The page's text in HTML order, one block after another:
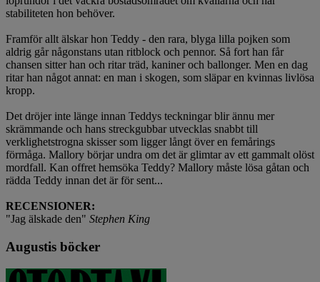
stabiliteten hon behöver.
Framför allt älskar hon Teddy - den rara, blyga lilla pojken som
aldrig går någonstans utan ritblock och pennor. Så fort han får
chansen sitter han och ritar träd, kaniner och ballonger. Men en dag
ritar han något annat: en man i skogen, som släpar en kvinnas livlösa
kropp.
Det dröjer inte länge innan Teddys teckningar blir ännu mer
skrämmande och hans streckgubbar utvecklas snabbt till
verklighetstrogna skisser som ligger långt över en femårings
förmåga. Mallory börjar undra om det är glimtar av ett gammalt olöst
mordfall. Kan offret hemsöka Teddy? Mallory måste lösa gåtan och
rädda Teddy innan det är för sent...
RECENSIONER:
"Jag älskade den" Stephen King
Augustis böcker